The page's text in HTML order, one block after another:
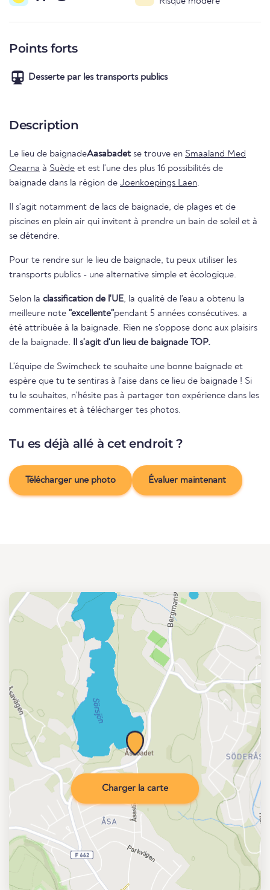
Points forts
Desserte par les transports publics
Description
Le lieu de baignadeAasabadet se trouve en Smaaland Med
Oearna à Suède et est l'une des plus 16 possibilités de
baignade dans la région de Joenkoepings Laen.
Il s'agit notamment de lacs de baignade, de plages et de
piscines en plein air qui invitent à prendre un bain de soleil et à
se détendre.
Pour te rendre sur le lieu de baignade, tu peux utiliser les
transports publics - une alternative simple et écologique.
Selon la classification de l'UE, la qualité de l'eau a obtenu la
meilleure note "excellente"pendant 5 années consécutives. a
été attribuée à la baignade. Rien ne s'oppose donc aux plaisirs
de la baignade. Il s'agit d'un lieu de baignade TOP.
L'équipe de Swimcheck te souhaite une bonne baignade et
espère que tu te sentiras à l'aise dans ce lieu de baignade ! Si
tu le souhaites, n'hésite pas à partager ton expérience dans les
commentaires et à télécharger tes photos.
Tu es déjà allé à cet endroit ?
Télécharger une photo Évaluer maintenant
Charger la carte